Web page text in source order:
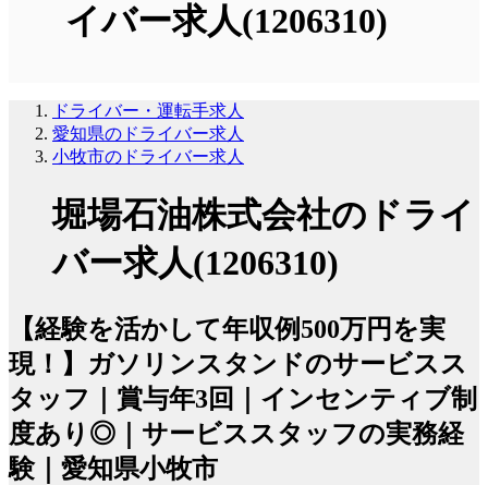
イバー求人(1206310)
ドライバー・運転手求人
愛知県のドライバー求人
小牧市のドライバー求人
堀場石油株式会社のドライ
バー求人(1206310)
【経験を活かして年収例500万円を実
現！】ガソリンスタンドのサービスス
タッフ｜賞与年3回｜インセンティブ制
度あり◎｜サービススタッフの実務経
験｜愛知県小牧市